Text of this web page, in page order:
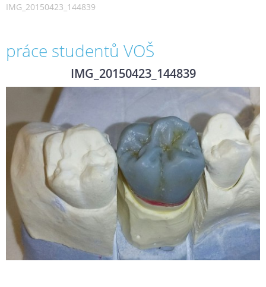
IMG_20150423_144839
práce studentů VOŠ
IMG_20150423_144839